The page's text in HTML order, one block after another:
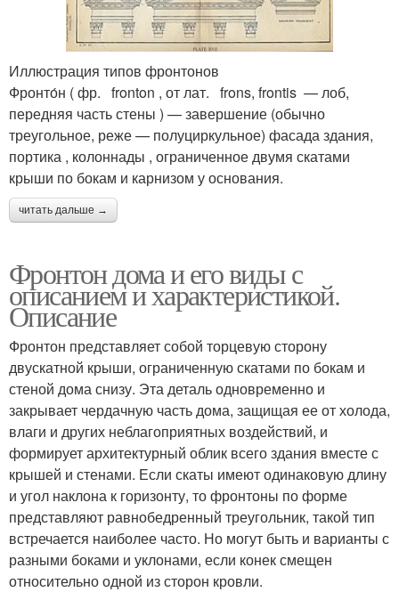
Иллюстрация типов фронтонов
Фронто́н ( фр. fronton , от лат. frons, frontis — лоб,
передняя часть стены ) — завершение (обычно
треугольное, реже — полуциркульное) фасада здания,
портика , колоннады , ограниченное двумя скатами
крыши по бокам и карнизом у основания.
читать дальше →
Фронтон дома и его виды с
описанием и характеристикой.
Описание
Фронтон представляет собой торцевую сторону
двускатной крыши, ограниченную скатами по бокам и
стеной дома снизу. Эта деталь одновременно и
закрывает чердачную часть дома, защищая ее от холода,
влаги и других неблагоприятных воздействий, и
формирует архитектурный облик всего здания вместе с
крышей и стенами. Если скаты имеют одинаковую длину
и угол наклона к горизонту, то фронтоны по форме
представляют равнобедренный треугольник, такой тип
встречается наиболее часто. Но могут быть и варианты с
разными боками и уклонами, если конек смещен
относительно одной из сторон кровли.